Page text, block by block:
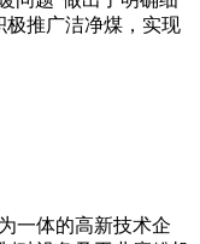
极推广洁净煤，实现
一体的高新技术企